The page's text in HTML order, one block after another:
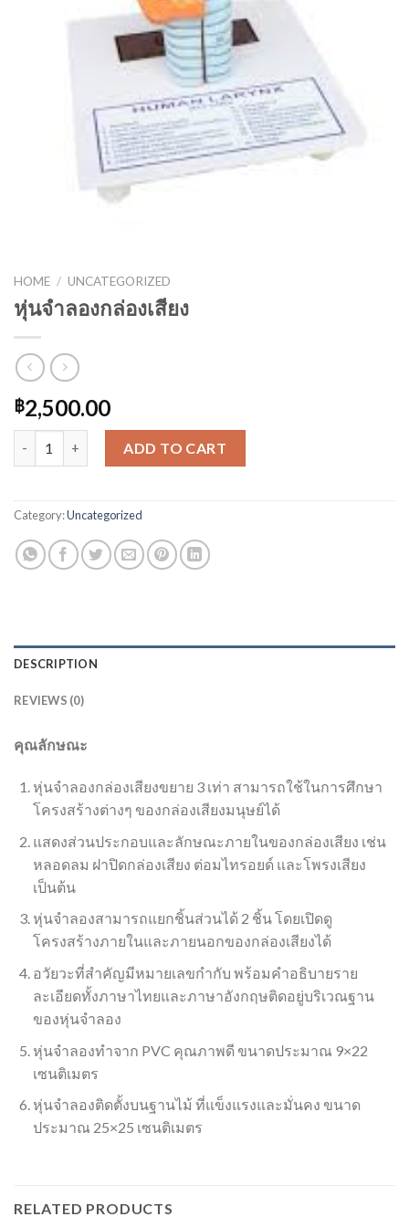
HOME / UNCATEGORIZED
หุ่นจำลองกล่องเสียง
฿2,500.00
ADD TO CART
Category:Uncategorized
DESCRIPTION
REVIEWS (0)
คุณลักษณะ
หุ่นจำลองกล่องเสียงขยาย 3 เท่า สามารถใช้ในการศึกษา
โครงสร้างต่างๆ ของกล่องเสียงมนุษย์ได้
แสดงส่วนประกอบและลักษณะภายในของกล่องเสียง เช่น
หลอดลม ฝาปิดกล่องเสียง ต่อมไทรอยด์ และโพรงเสียง
เป็นต้น
หุ่นจำลองสามารถแยกชิ้นส่วนได้ 2 ชิ้น โดยเปิดดู
โครงสร้างภายในและภายนอกของกล่องเสียงได้
อวัยวะที่สำคัญมีหมายเลขกำกับ พร้อมคำอธิบายราย
ละเอียดทั้งภาษาไทยและภาษาอังกฤษติดอยู่บริเวณฐาน
ของหุ่นจำลอง
หุ่นจำลองทำจาก PVC คุณภาพดี ขนาดประมาณ 9×22
เซนติเมตร
หุ่นจำลองติดตั้งบนฐานไม้ ที่แข็งแรงและมั่นคง ขนาด
ประมาณ 25×25 เซนติเมตร
RELATED PRODUCTS